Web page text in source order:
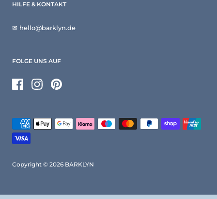
HILFE & KONTAKT
✉ hello@barklyn.de
FOLGE UNS AUF
FacebookInstagramPinterest
Copyright © 2026 BARKLYN